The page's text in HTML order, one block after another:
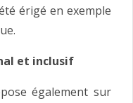
érigé en exemple
et inclusif
également sur